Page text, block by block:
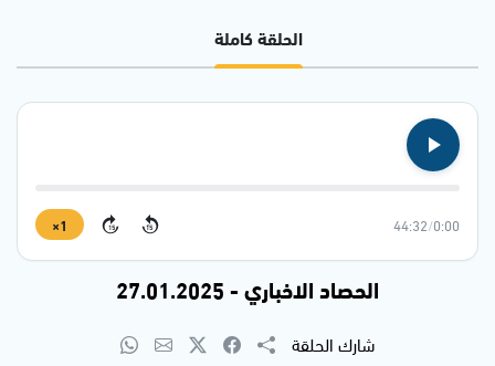
الحلقة كاملة
0:00
/
44:32
15
15
1×
الحصاد الاخباري - 27.01.2025
شارك الحلقة